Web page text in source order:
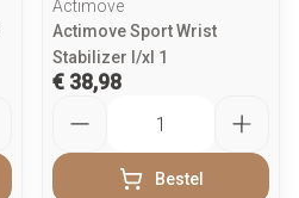
Actimove
Actimove Sport Wrist
Stabilizer l/xl 1
€ 38,98
Bestel